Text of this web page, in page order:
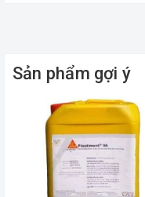
Sản phẩm gợi ý